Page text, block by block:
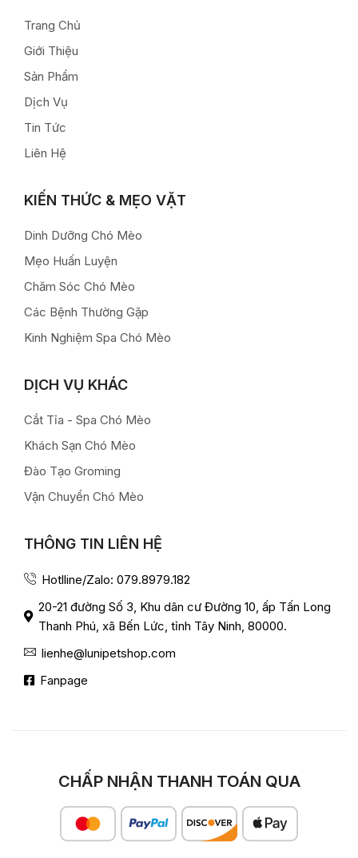
Trang Chủ
Giới Thiệu
Sản Phẩm
Dịch Vụ
Tin Tức
Liên Hệ
KIẾN THỨC & MẸO VẶT
Dinh Dưỡng Chó Mèo
Mẹo Huấn Luyện
Chăm Sóc Chó Mèo
Các Bệnh Thường Gặp
Kinh Nghiệm Spa Chó Mèo
DỊCH VỤ KHÁC
Cắt Tỉa - Spa Chó Mèo
Khách Sạn Chó Mèo
Đào Tạo Groming
Vận Chuyển Chó Mèo
THÔNG TIN LIÊN HỆ
Hotlline/Zalo: 079.8979.182
20-21 đường Số 3, Khu dân cư Đường 10, ấp Tấn Long
Thanh Phú, xã Bến Lức, tỉnh Tây Ninh, 80000.
lienhe@lunipetshop.com
Fanpage
CHẤP NHẬN THANH TOÁN QUA